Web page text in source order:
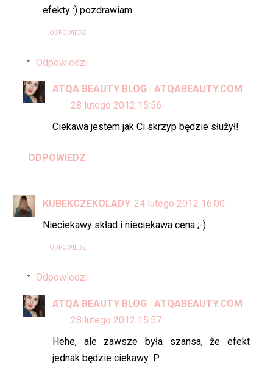
efekty :) pozdrawiam
ODPOWIEDZ
Odpowiedzi
ATQA BEAUTY BLOG | ATQABEAUTY.COM
28 lutego 2012 15:56
Ciekawa jestem jak Ci skrzyp będzie służył!
ODPOWIEDZ
KUBEKCZEKOLADY 24 lutego 2012 16:00
Nieciekawy skład i nieciekawa cena ;-)
ODPOWIEDZ
Odpowiedzi
ATQA BEAUTY BLOG | ATQABEAUTY.COM
28 lutego 2012 15:57
Hehe, ale zawsze była szansa, że efekt
jednak będzie ciekawy :P